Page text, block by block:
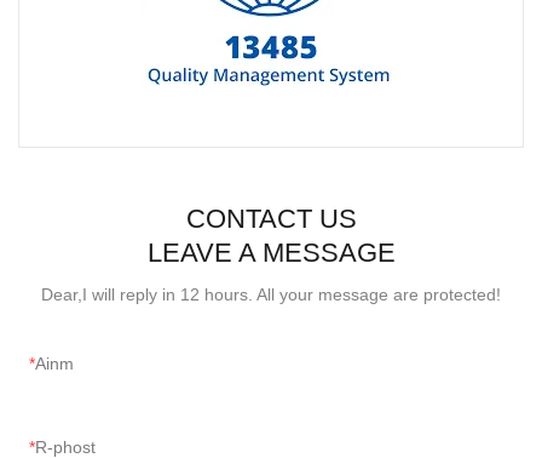
CONTACT US
LEAVE A MESSAGE
Dear,I will reply in 12 hours. All your message are protected!
Ainm
R-phost